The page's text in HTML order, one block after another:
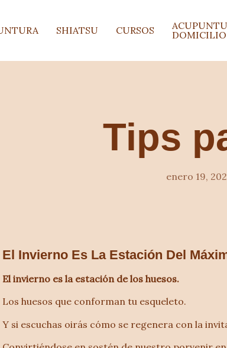
SHIATSU CURSOS
DOMICILIO
Tips
enero 19,
El Invierno Es La Estación Del
El invierno es la estación de los huesos.
Los huesos que conforman tu esqueleto.
Y si escuchas oirás cómo se regenera con la